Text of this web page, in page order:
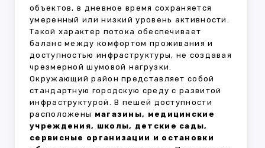
объектов, в дневное время сохраняется
умеренный или низкий уровень активности.
Такой характер потока обеспечивает
баланс между комфортом проживания и
доступностью инфраструктуры, не создавая
чрезмерной шумовой нагрузки.
Окружающий район представляет собой
стандартную городскую среду с развитой
инфраструктурой. В пешей доступности
расположены магазины, медицинские
учреждения, школы, детские сады,
сервисные организации и остановки